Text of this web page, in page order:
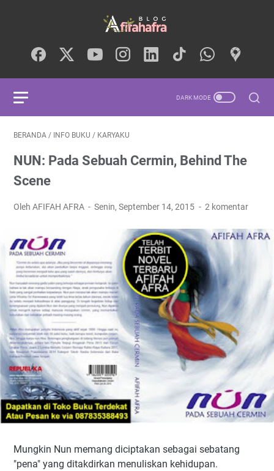
BERANDA / INFO BUKU / KARYAKU
NUN: Pada Sebuah Cermin, Behind The
Scene
Oleh AFIFAH AFRA Senin, September 14, 2015 2 komentar
Mungkin Nun memang diciptakan sebagai sebatang
"pena" yang ditakdirkan menuliskan kehidupan.